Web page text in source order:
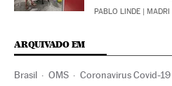
PABLO LINDE | MADRI
ARQUIVADO EM
Brasil OMS Coronavirus Covid-19